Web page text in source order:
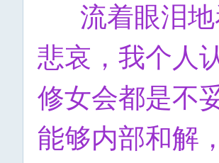
流着眼泪地
悲哀，我个人
修女会都是不
能够内部和解